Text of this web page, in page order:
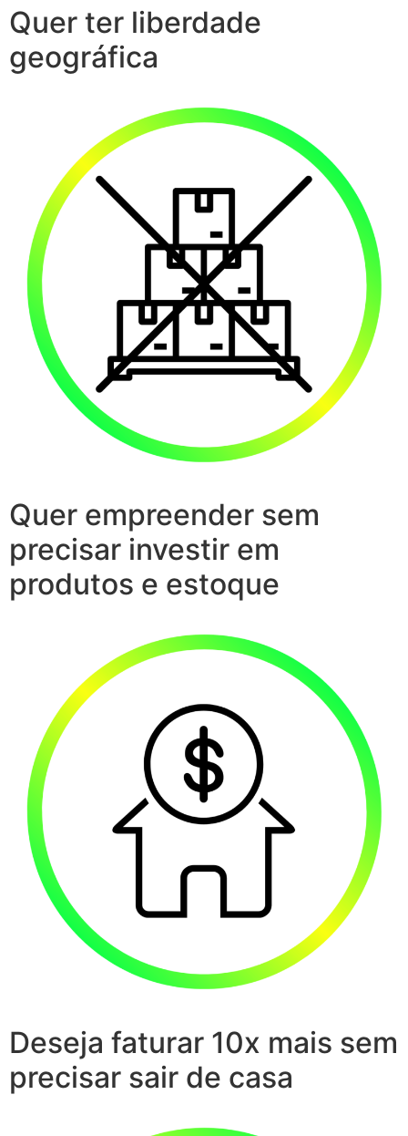
Quer ter liberdade
geográfica
Quer empreender sem
precisar investir em
produtos e estoque
Deseja faturar 10x mais sem
precisar sair de casa